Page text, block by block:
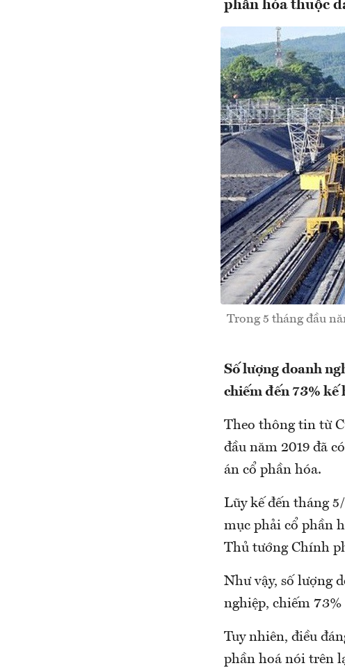
phần hóa thuộc
Trong 5 tháng đầu
Số lượng doanh
chiếm đến 73% kế
Theo thông tin từ
đầu năm 2019 đã
án cổ phần hóa.
Lũy kế đến tháng
mục phải cổ phần
Thủ tướng Chính
Như vậy, số lượng
nghiệp, chiếm 73%
Tuy nhiên, điều
phần hoá nói trên